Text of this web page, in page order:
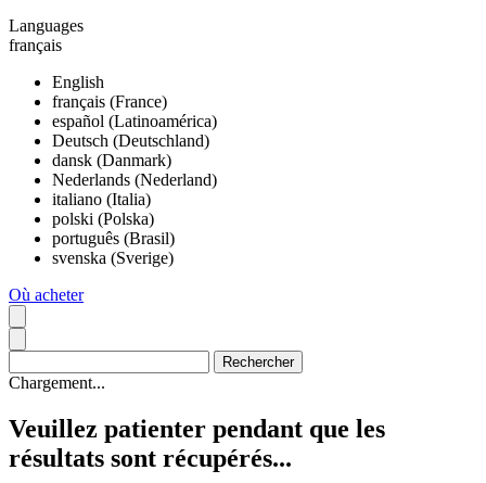
Languages
français
English
français (France)
español (Latinoamérica)
Deutsch (Deutschland)
dansk (Danmark)
Nederlands (Nederland)
italiano (Italia)
polski (Polska)
português (Brasil)
svenska (Sverige)
Où acheter
Chargement...
Veuillez patienter pendant que les
résultats sont récupérés...